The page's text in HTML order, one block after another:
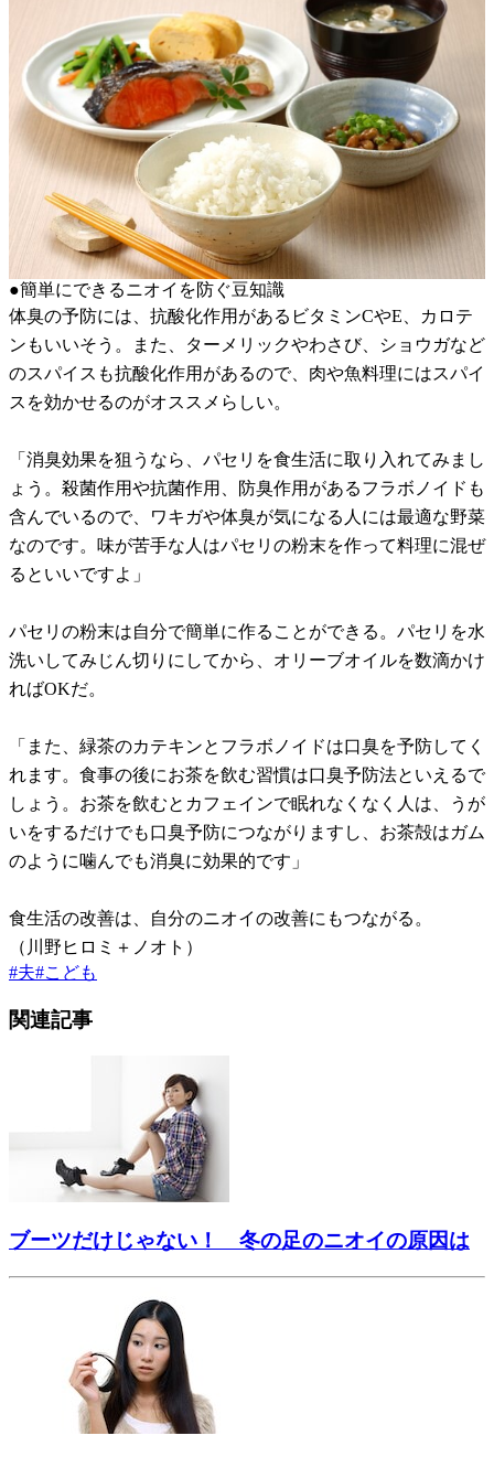
●簡単にできるニオイを防ぐ豆知識
体臭の予防には、抗酸化作用があるビタミンCやE、カロテ
ンもいいそう。また、ターメリックやわさび、ショウガなど
のスパイスも抗酸化作用があるので、肉や魚料理にはスパイ
スを効かせるのがオススメらしい。
「消臭効果を狙うなら、パセリを食生活に取り入れてみまし
ょう。殺菌作用や抗菌作用、防臭作用があるフラボノイドも
含んでいるので、ワキガや体臭が気になる人には最適な野菜
なのです。味が苦手な人はパセリの粉末を作って料理に混ぜ
るといいですよ」
パセリの粉末は自分で簡単に作ることができる。パセリを水
洗いしてみじん切りにしてから、オリーブオイルを数滴かけ
ればOKだ。
「また、緑茶のカテキンとフラボノイドは口臭を予防してく
れます。食事の後にお茶を飲む習慣は口臭予防法といえるで
しょう。お茶を飲むとカフェインで眠れなくなく人は、うが
いをするだけでも口臭予防につながりますし、お茶殻はガム
のように噛んでも消臭に効果的です」
食生活の改善は、自分のニオイの改善にもつながる。
（川野ヒロミ＋ノオト）
#夫#こども
関連記事
ブーツだけじゃない！ 冬の足のニオイの原因は